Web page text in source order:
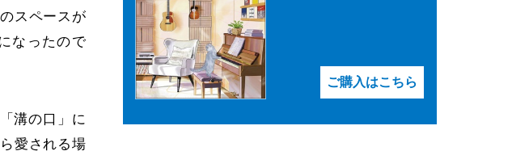
スペースが
なったので
溝の口」に
愛される場
ご購入はこちら